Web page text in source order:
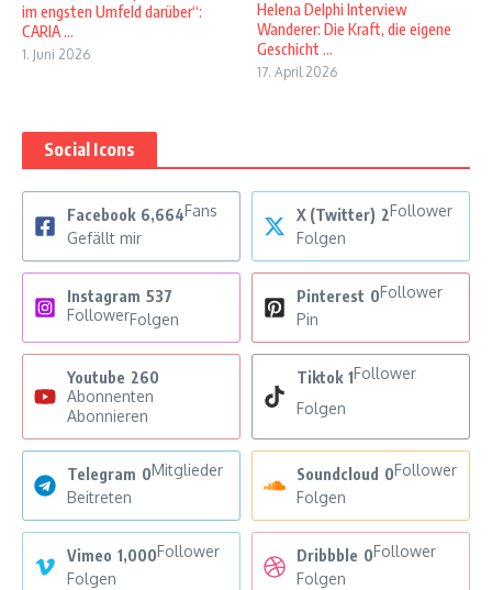
im engsten Umfeld darüber“:
CARIA ...
1. Juni 2026
Helena Delphi Interview
Wanderer: Die Kraft, die eigene
Geschicht ...
17. April 2026
Social Icons
Facebook 6,664Fans
Gefällt mir
X (Twitter) 2Follower
Folgen
Instagram 537
FollowerFolgen
Pinterest 0Follower
Pin
Youtube 260
Abonnenten
Abonnieren
Tiktok 1Follower
Folgen
Telegram 0Mitglieder
Beitreten
Soundcloud 0Follower
Folgen
Vimeo 1,000Follower
Folgen
Dribbble 0Follower
Folgen